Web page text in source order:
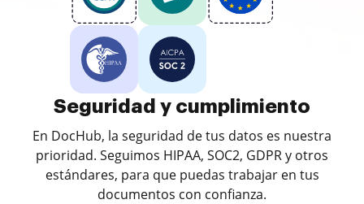
Seguridad y cumplimiento
En DocHub, la seguridad de tus datos es nuestra
prioridad. Seguimos HIPAA, SOC2, GDPR y otros
estándares, para que puedas trabajar en tus
documentos con confianza.